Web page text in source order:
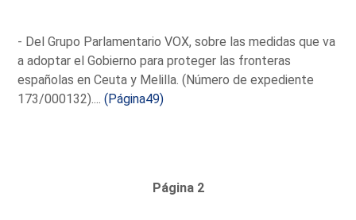
- Del Grupo Parlamentario VOX, sobre las medidas que va
a adoptar el Gobierno para proteger las fronteras
españolas en Ceuta y Melilla. (Número de expediente
173/000132)....(Página49)
Página 2